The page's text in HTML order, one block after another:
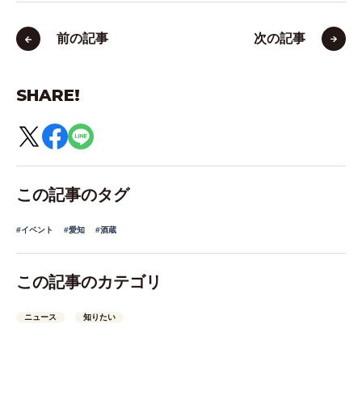
前の記事 次の記事
SHARE!
この記事のタグ
#イベント #愛知 #酒蔵
この記事のカテゴリ
ニュース 知りたい